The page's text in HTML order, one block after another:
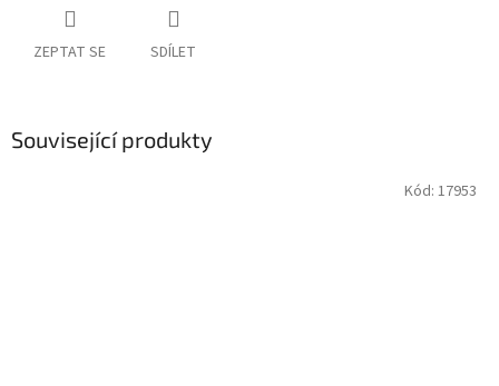
ZEPTAT SE SDÍLET
Související produkty
Kód: 17953